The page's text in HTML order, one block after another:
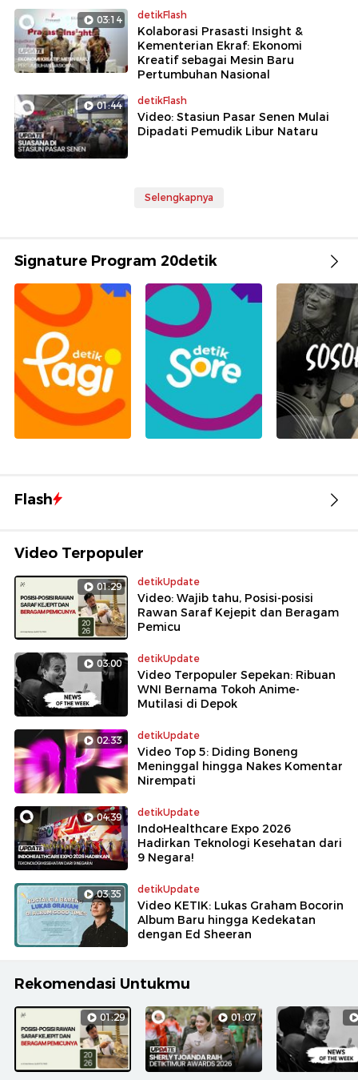
03:14 detikFlash
Kolaborasi Prasasti Insight &
Kementerian Ekraf: Ekonomi
Kreatif sebagai Mesin Baru
Pertumbuhan Nasional
01:44 detikFlash
Video: Stasiun Pasar Senen Mulai
Dipadati Pemudik Libur Nataru
Selengkapnya
Signature Program 20detik
Flash
Video Terpopuler
01:29 detikUpdate
Video: Wajib tahu, Posisi-posisi
Rawan Saraf Kejepit dan Beragam
Pemicu
03:00 detikUpdate
Video Terpopuler Sepekan: Ribuan
WNI Bernama Tokoh Anime-
Mutilasi di Depok
02:33 detikUpdate
Video Top 5: Diding Boneng
Meninggal hingga Nakes Komentar
Nirempati
04:39 detikUpdate
IndoHealthcare Expo 2026
Hadirkan Teknologi Kesehatan dari
9 Negara!
03:35 detikUpdate
Video KETIK: Lukas Graham Bocorin
Album Baru hingga Kedekatan
dengan Ed Sheeran
Rekomendasi Untukmu
01:29 01:07